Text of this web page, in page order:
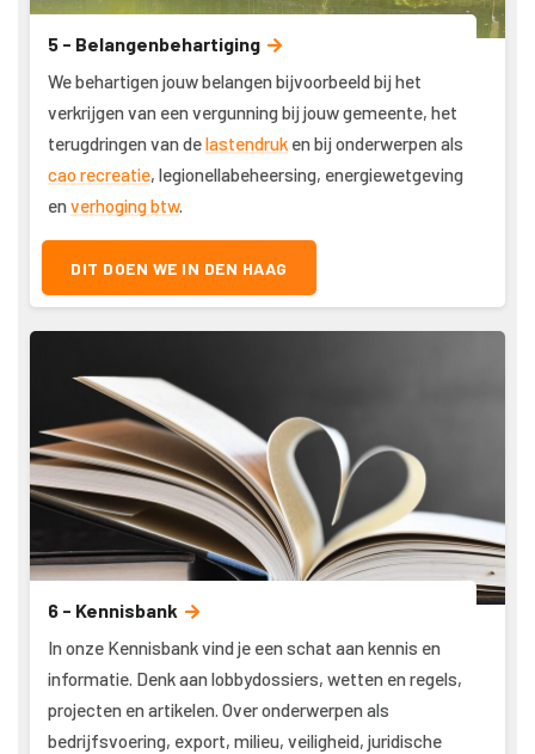
5 - Belangenbehartiging
We behartigen jouw belangen bijvoorbeeld bij het
verkrijgen van een vergunning bij jouw gemeente, het
terugdringen van delastendruk en bij onderwerpen als
cao recreatie, legionellabeheersing, energiewetgeving
enverhoging btw.
DIT DOEN WE IN DEN HAAG
6 - Kennisbank
In onze Kennisbank vind je een schat aan kennis en
informatie. Denk aan lobbydossiers, wetten en regels,
projecten en artikelen. Over onderwerpen als
bedrijfsvoering, export, milieu, veiligheid, juridische